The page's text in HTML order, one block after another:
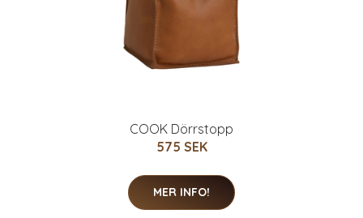
COOK Dörrstopp
575 SEK
MER INFO!